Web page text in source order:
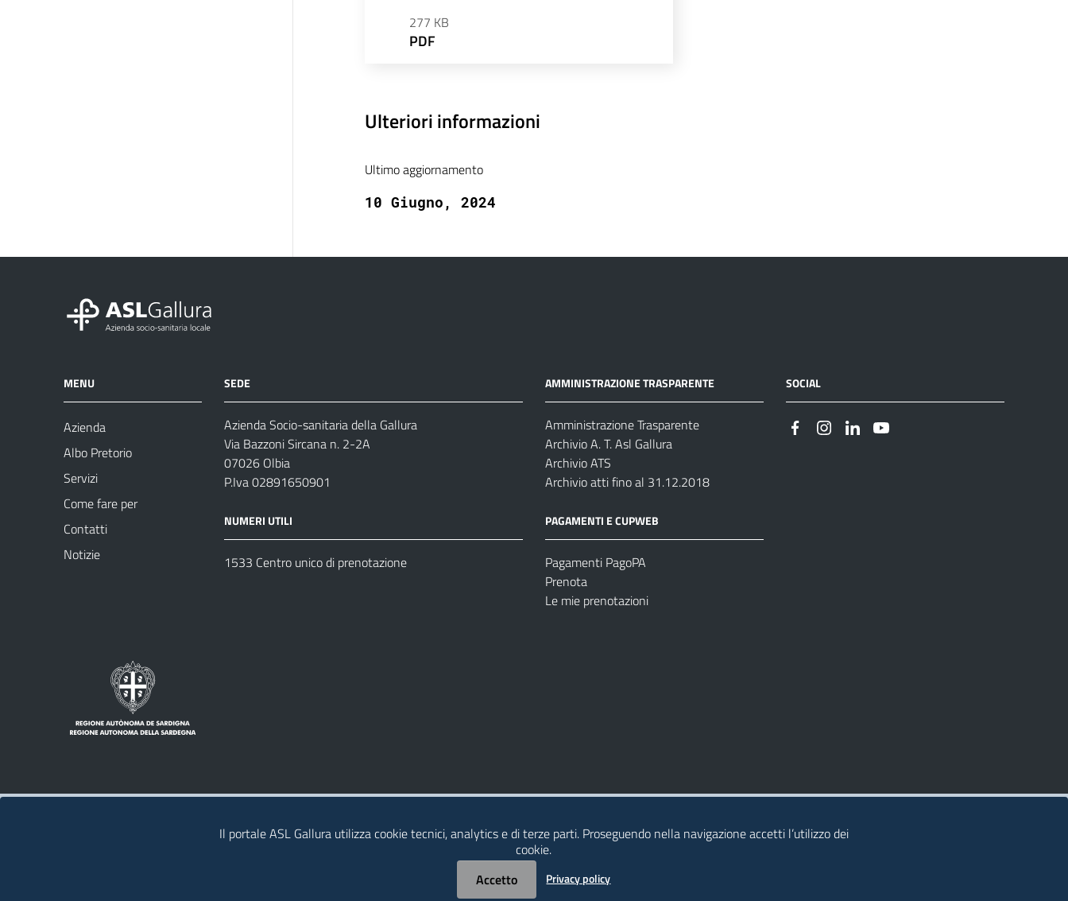
277 KB
PDF
Ulteriori informazioni
Ultimo aggiornamento
10 Giugno, 2024
MENU
Azienda
Albo Pretorio
Servizi
Come fare per
Contatti
Notizie
SEDE
Azienda Socio-sanitaria della Gallura
Via Bazzoni Sircana n. 2-2A
07026 Olbia
P.Iva 02891650901
NUMERI UTILI
1533 Centro unico di prenotazione
AMMINISTRAZIONE TRASPARENTE
Amministrazione Trasparente
Archivio A. T. Asl Gallura
Archivio ATS
Archivio atti fino al 31.12.2018
PAGAMENTI E CUPWEB
Pagamenti PagoPA
Prenota
Le mie prenotazioni
SOCIAL
Il portale ASL Gallura utilizza cookie tecnici, analytics e di terze parti. Proseguendo nella navigazione accetti l’utilizzo dei
cookie.
Accetto
Privacy policy